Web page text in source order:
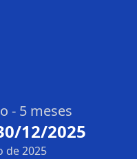
- 5 meses
12/2025
de 2025